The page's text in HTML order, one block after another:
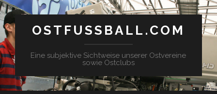
OSTFUSSBALL.COM
Eine subjektive Sichtweise unserer Ostvereine
sowie Ostclubs